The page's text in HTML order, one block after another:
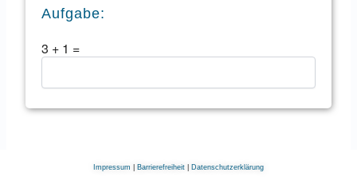
Aufgabe:
3 + 1 =
Impressum Barrierefreiheit Datenschutzerklärung